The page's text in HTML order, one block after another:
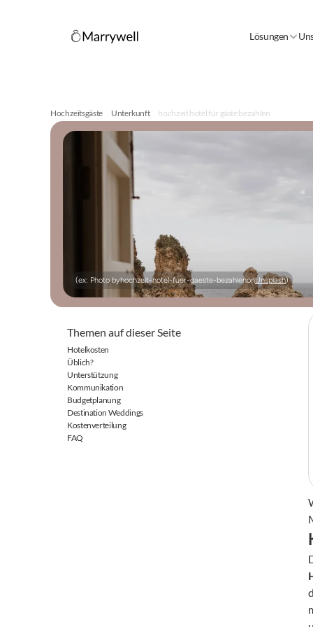
Lösungen
Hochzeitsgäste Unterkunft hochzeit hotel für gäste bezahlen
(ex: Photo byhochzeit-hotel-fuer-gaeste-bezahlenonUnsplash)
Themen auf dieser Seite
Hotelkosten
Üblich?
Unterstützung
Kommunikation
Budgetplanung
Destination Weddings
Kostenverteilung
FAQ